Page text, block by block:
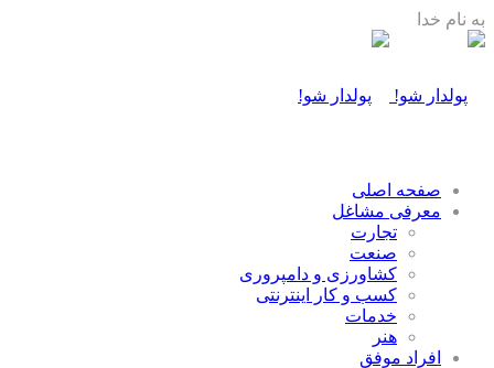
به نام خدا
صفحه اصلی
معرفی مشاغل
تجارت
صنعت
كشاورزی و دامپروری
كسب و كار اينترنتی
خدمات
هنر
افراد موفق